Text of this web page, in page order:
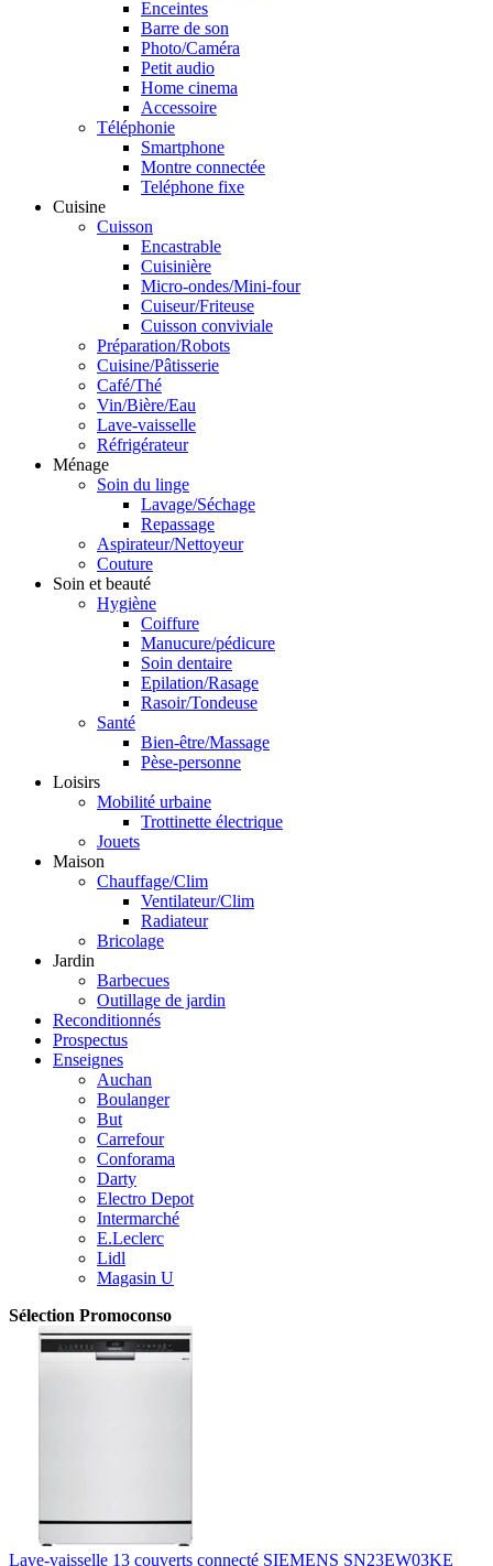
Enceintes
Barre de son
Photo/Caméra
Petit audio
Home cinema
Accessoire
Téléphonie
Smartphone
Montre connectée
Teléphone fixe
Cuisine
Cuisson
Encastrable
Cuisinière
Micro-ondes/Mini-four
Cuiseur/Friteuse
Cuisson conviviale
Préparation/Robots
Cuisine/Pâtisserie
Café/Thé
Vin/Bière/Eau
Lave-vaisselle
Réfrigérateur
Ménage
Soin du linge
Lavage/Séchage
Repassage
Aspirateur/Nettoyeur
Couture
Soin et beauté
Hygiène
Coiffure
Manucure/pédicure
Soin dentaire
Epilation/Rasage
Rasoir/Tondeuse
Santé
Bien-être/Massage
Pèse-personne
Loisirs
Mobilité urbaine
Trottinette électrique
Jouets
Maison
Chauffage/Clim
Ventilateur/Clim
Radiateur
Bricolage
Jardin
Barbecues
Outillage de jardin
Reconditionnés
Prospectus
Enseignes
Auchan
Boulanger
But
Carrefour
Conforama
Darty
Electro Depot
Intermarché
E.Leclerc
Lidl
Magasin U
Sélection Promoconso
Lave-vaisselle 13 couverts connecté SIEMENS SN23EW03KE